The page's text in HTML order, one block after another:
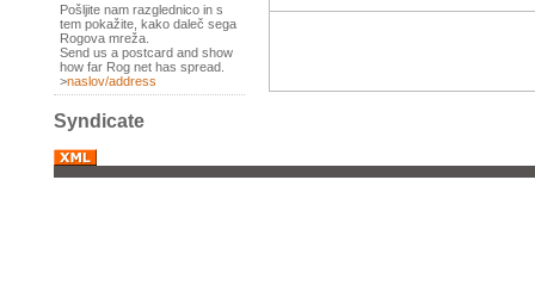
Pošljite nam razglednico in s
tem pokažite, kako daleč sega
Rogova mreža.
Send us a postcard and show
how far Rog net has spread.
>naslov/address
Syndicate